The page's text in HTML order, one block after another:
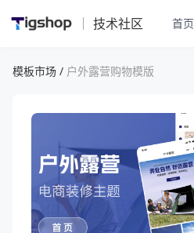
技术社区 首页
模板市场 / 户外露营购物模版